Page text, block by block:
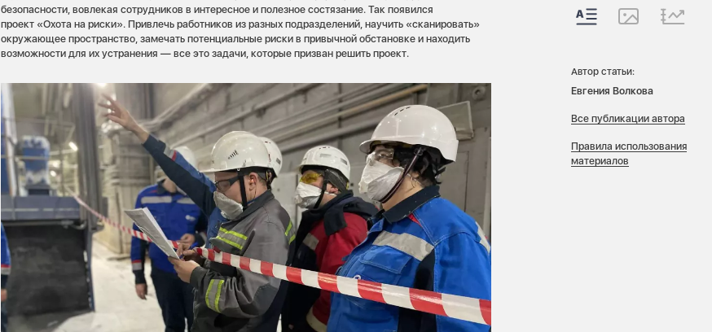
безопасности, вовлекая сотрудников в интересное и полезное состязание. Так появился
проект «Охота на риски». Привлечь работников из разных подразделений, научить «сканировать»
окружающее пространство, замечать потенциальные риски в привычной обстановке и находить
возможности для их устранения — все это задачи, которые призван решить проект.
Автор статьи:
Евгения Волкова
Все публикации автора
Правила использования
материалов